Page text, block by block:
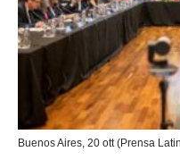
Buenos Aires, 20 ott (Prensa